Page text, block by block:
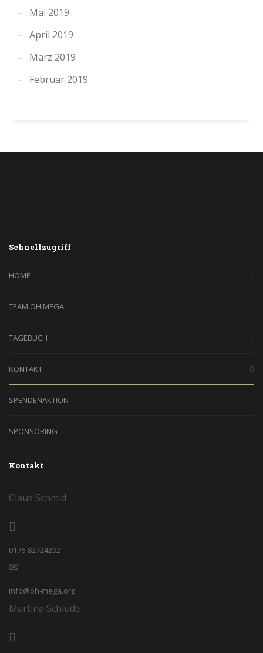
Mai 2019
April 2019
März 2019
Februar 2019
Schnellzugriff
HOME
TEAM OH!MEGA
TAGEBUCH
KONTAKT
SPENDENAKTION
SPONSORING
Kontakt
Claus Schmid
0176-82724292
info@oh-mega.org
Martina Schlude